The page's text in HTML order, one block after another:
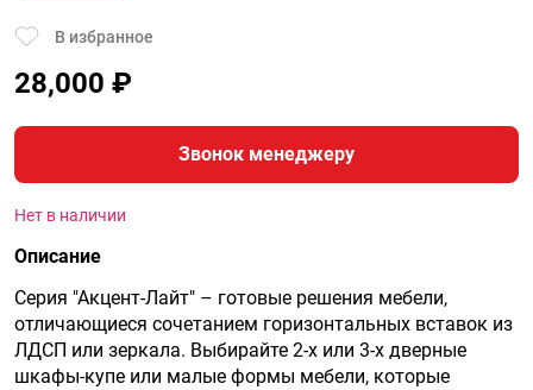
В избранное
28,000 ₽
Звонок менеджеру
Нет в наличии
Описание
Серия "Акцент-Лайт" – готовые решения мебели,
отличающиеся сочетанием горизонтальных вставок из
ЛДСП или зеркала. Выбирайте 2-х или 3-х дверные
шкафы-купе или малые формы мебели, которые